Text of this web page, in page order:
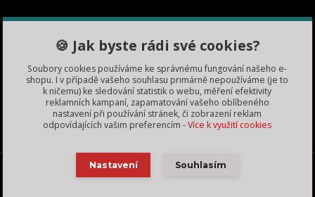
KONTAKTY
Zákaznická podpora
+420 735 060 350
(Po-Čt, 8-11, 13-15 hod.)
dobryden@baribalobchod.cz
Baribal výhradní dovozce Česká Republika, Slovensko a další | 2018 - 2025 | obrázky vlastní
Lukáš Zbíral - použití bez svolení zakázáno, nekopírujte texty bez našeho svolení. Změna cen
🍪 Jak byste rádi své cookies?
Soubory cookies používáme ke správnému fungování našeho e-
shopu. I v případě vašeho souhlasu primárně nepoužíváme (je to
k ničemu) ke sledování statistik o webu, měření efektivity
reklamních kampaní, zapamatování vašeho oblíbeného
nastavení při používání stránek, či zobrazení reklam
odpovídajících vašim preferencím -Více k využití cookies
Nastavení Souhlasím